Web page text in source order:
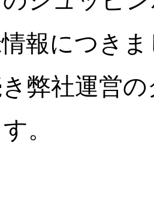
報につき
弊社運営
。